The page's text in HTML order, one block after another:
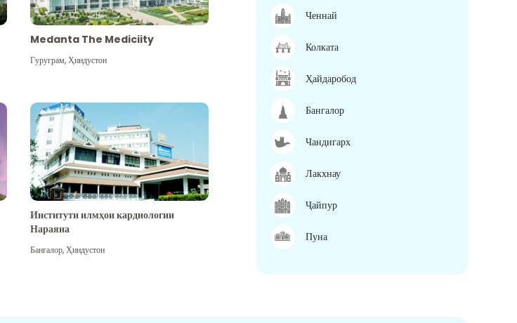
Medanta The Mediciity
Гуруграм,Ҳиндустон
Институти илмҳои кардиологии
Нараяна
Бангалор,Ҳиндустон
Ченнай
Колката
Ҳайдаробод
Бангалор
Чандигарх
Лакхнау
Ҷайпур
Пуна